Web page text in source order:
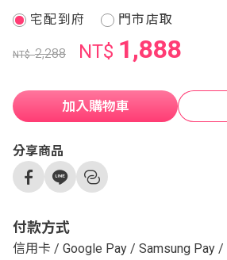
宅配到府 門市店取
NT$2,288 NT$ 1,888
加入購物車
分享商品
付款方式
信用卡 / Google Pay / Samsung Pay /